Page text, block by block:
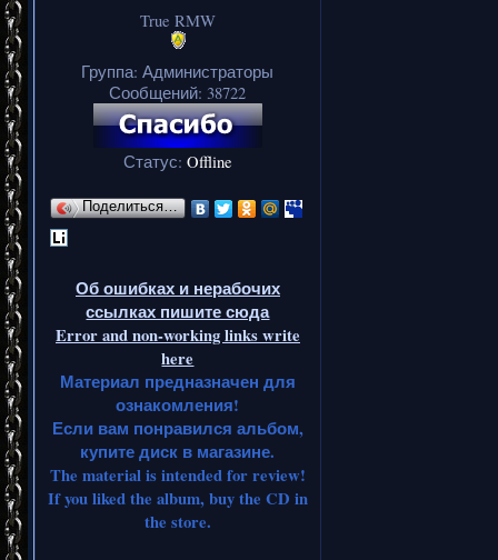
True RMW
Группа: Администраторы
Сообщений: 38722
Статус: Offline
Поделиться…
Об ошибках и нерабочих
ссылках пишите сюда
Error and non-working links write
here
Материал предназначен для
ознакомления!
Если вам понравился альбом,
купите диск в магазине.
The material is intended for review!
If you liked the album, buy the CD in
the store.